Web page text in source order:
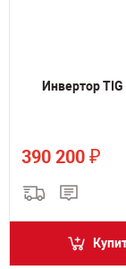
Инвертор
390 200 ₽